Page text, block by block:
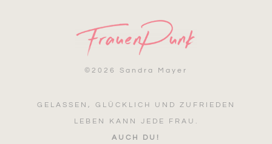
© 2026 Sandra Mayer
GELASSEN, GLÜCKLICH UND ZUFRIEDEN
LEBEN KANN JEDE FRAU.
AUCH DU!